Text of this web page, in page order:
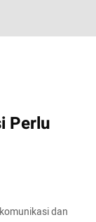
Perlu
dan